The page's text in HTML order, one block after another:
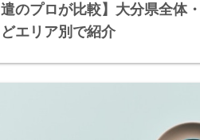
遣のプロが比較】大分県全体
どエリア別で紹介